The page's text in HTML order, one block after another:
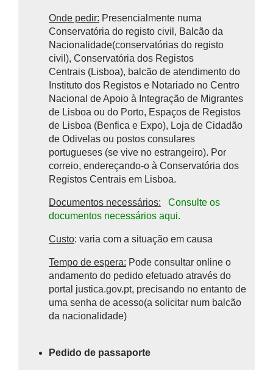
Onde pedir: Presencialmente numa
Conservatória do registo civil, Balcão da
Nacionalidade(conservatórias do registo
civil), Conservatória dos Registos
Centrais (Lisboa), balcão de atendimento do
Instituto dos Registos e Notariado no Centro
Nacional de Apoio à Integração de Migrantes
de Lisboa ou do Porto, Espaços de Registos
de Lisboa (Benfica e Expo), Loja de Cidadão
de Odivelas ou postos consulares
portugueses (se vive no estrangeiro). Por
correio, endereçando-o à Conservatória dos
Registos Centrais em Lisboa.
Documentos necessários:
Consulte os
documentos necessários aqui.
Custo: varia com a situação em causa
Tempo de espera: Pode consultar online o
andamento do pedido efetuado através do
portal justica.gov.pt, precisando no entanto de
uma senha de acesso(a solicitar num balcão
da nacionalidade)
Pedido de passaporte